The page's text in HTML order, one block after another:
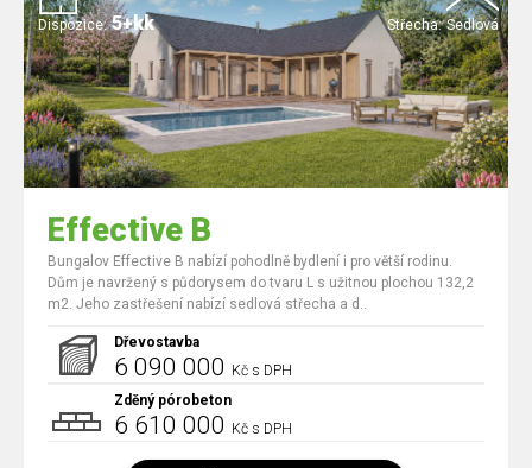
Střecha: Sedlová
Dispozice: 5+kk
Effective B
Bungalov Effective B nabízí pohodlně bydlení i pro větší rodinu.
Dům je navržený s půdorysem do tvaru L s užitnou plochou 132,2
m2. Jeho zastřešení nabízí sedlová střecha a d..
Dřevostavba
6 090 000 Kč s DPH
Zděný pórobeton
6 610 000 Kč s DPH